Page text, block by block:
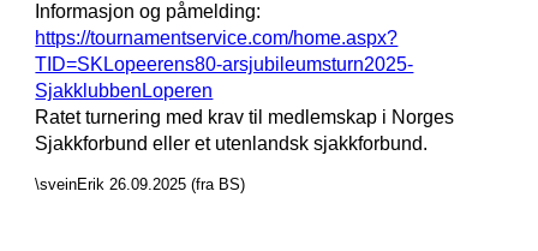
Informasjon og påmelding:
https://tournamentservice.com/home.aspx?
TID=SKLopeerens80-arsjubileumsturn2025-
SjakklubbenLoperen
Ratet turnering med krav til medlemskap i Norges
Sjakkforbund eller et utenlandsk sjakkforbund.
\sveinErik 26.09.2025 (fra BS)